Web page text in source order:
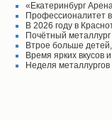
«Екатеринбург
Профессионалитет
В 2026 году в
Почётный металлург
Втрое больше
Время ярких вкусов
Неделя